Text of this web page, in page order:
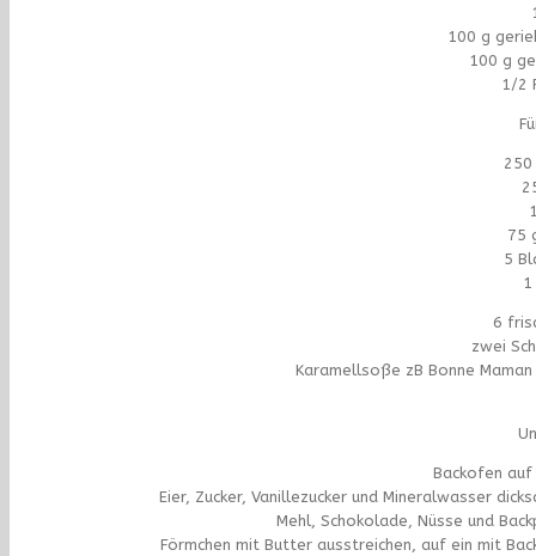
100 g
100 g
1/2
250
75
5
6
zwei
Karamellsoße zB Bonne
Backofen
Eier, Zucker, Vanillezucker und Mineralwasser
Mehl, Schokolade, Nüsse und
Förmchen mit Butter ausstreichen, auf ein mit